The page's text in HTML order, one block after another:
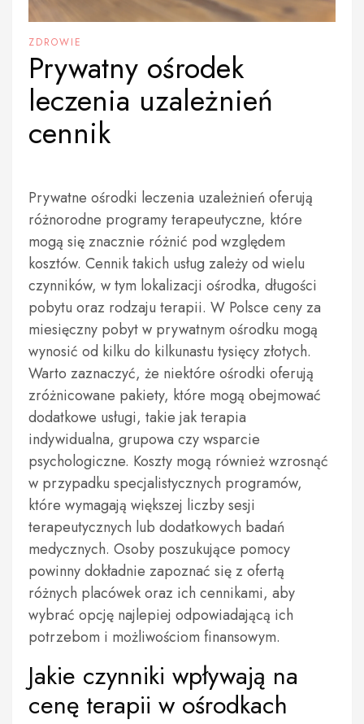
ZDROWIE
Prywatny ośrodek
leczenia uzależnień
cennik
Prywatne ośrodki leczenia uzależnień oferują
różnorodne programy terapeutyczne, które
mogą się znacznie różnić pod względem
kosztów. Cennik takich usług zależy od wielu
czynników, w tym lokalizacji ośrodka, długości
pobytu oraz rodzaju terapii. W Polsce ceny za
miesięczny pobyt w prywatnym ośrodku mogą
wynosić od kilku do kilkunastu tysięcy złotych.
Warto zaznaczyć, że niektóre ośrodki oferują
zróżnicowane pakiety, które mogą obejmować
dodatkowe usługi, takie jak terapia
indywidualna, grupowa czy wsparcie
psychologiczne. Koszty mogą również wzrosnąć
w przypadku specjalistycznych programów,
które wymagają większej liczby sesji
terapeutycznych lub dodatkowych badań
medycznych. Osoby poszukujące pomocy
powinny dokładnie zapoznać się z ofertą
różnych placówek oraz ich cennikami, aby
wybrać opcję najlepiej odpowiadającą ich
potrzebom i możliwościom finansowym.
Jakie czynniki wpływają na
cenę terapii w ośrodkach